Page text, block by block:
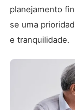
planejamento
se uma
e tranquilidade.